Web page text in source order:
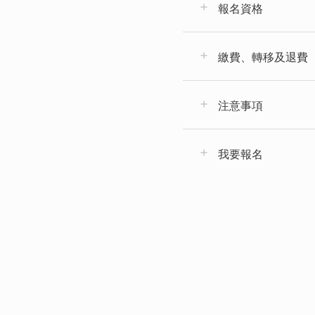
報名資格
繳費、轉移及退費
注意事項
我要報名